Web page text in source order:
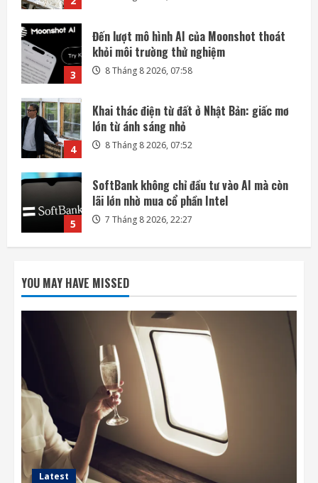
4
Khai thác điện từ đất ở Nhật Bản: giấc mơ
lớn từ ánh sáng nhỏ
8 Tháng 8 2026, 07:52
5
SoftBank không chỉ đầu tư vào AI mà còn
lãi lớn nhờ mua cổ phần Intel
7 Tháng 8 2026, 22:27
1
Mỗi ngày có thêm 1.200 triệu phú, nước
Mỹ giàu lên hay chỉ người giàu càng giàu?
8 Tháng 8 2026, 08:55
2
để nâng cấp hệ thống điện ISS
8 Tháng 8 2026, 08:47
Đến lượt mô hình AI của Moonshot thoát
khỏi môi trường thử nghiệm
8 Tháng 8 2026, 07:58
4
Khai thác điện từ đất ở Nhật Bản: giấc mơ
lớn từ ánh sáng nhỏ
8 Tháng 8 2026, 07:52
YOU MAY HAVE MISSED
Latest